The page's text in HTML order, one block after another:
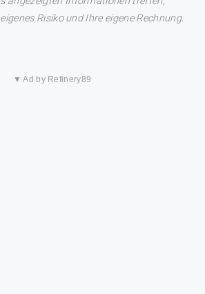
Risiko und Ihre eigene Rechnung.
▼ Ad by Refinery89